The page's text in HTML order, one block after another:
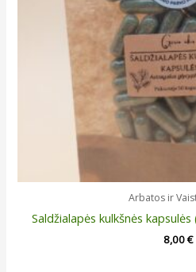
Arbatos ir
Saldžialapės kulkšnės
8,00€